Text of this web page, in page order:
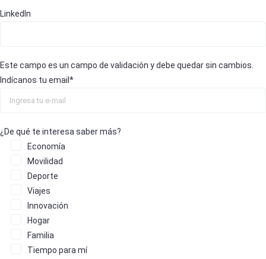
LinkedIn
Este campo es un campo de validación y debe quedar sin cambios.
Indícanos tu email *
¿De qué te interesa saber más?
Economía
Movilidad
Deporte
Viajes
Innovación
Hogar
Familia
Tiempo para mí